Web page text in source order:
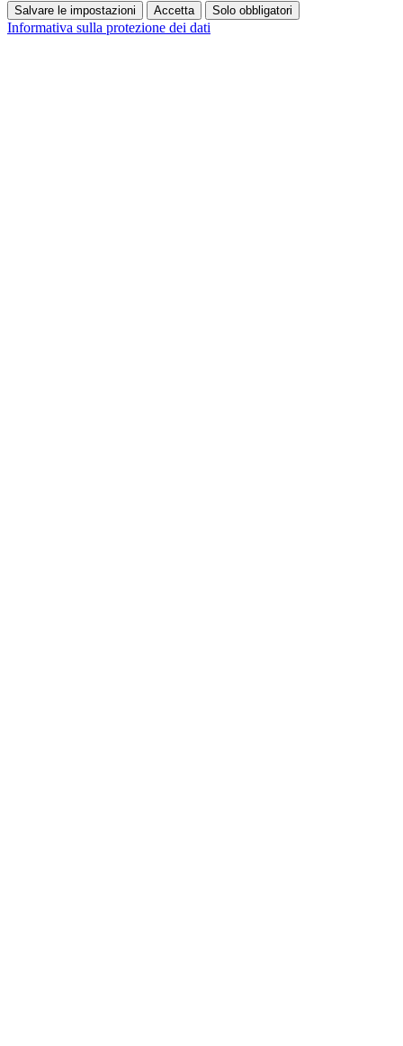
Salvare le impostazioni Accetta Solo obbligatori
Informativa sulla protezione dei dati